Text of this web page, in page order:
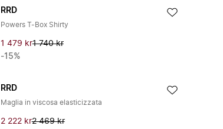
RRD
Powers T-Box Shirty
1 479 kr1 740 kr
-15%
RRD
Maglia in viscosa elasticizzata
2 222 kr2 469 kr